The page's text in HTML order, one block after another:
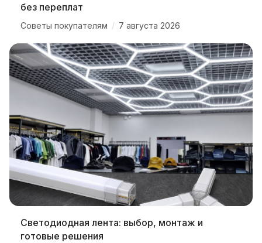
без переплат
Советы покупателям / 7 августа 2026
Светодиодная лента: выбор, монтаж и
готовые решения